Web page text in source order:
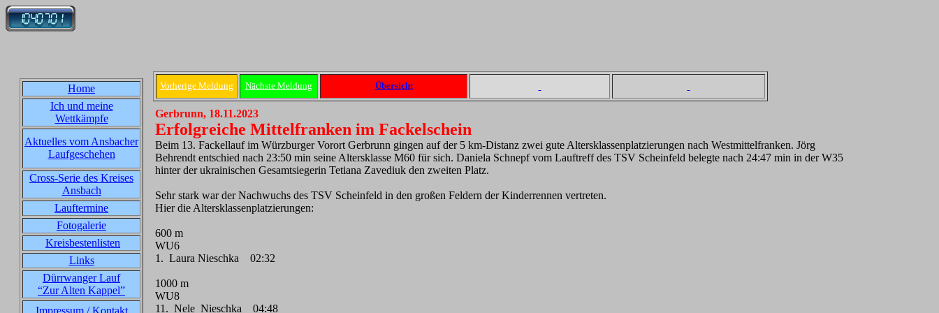
Home
Ich und meine
Wettkämpfe
Aktuelles vom Ansbacher
Laufgeschehen
Cross-Serie des Kreises
Ansbach
Lauftermine
Fotogalerie
Kreisbestenlisten
Links
Dürrwanger Lauf
“Zur Alten Kappel”
Impressum / Kontakt
Vorherige Meldung Nächste Meldung Übersicht
Gerbrunn, 18.11.2023
Erfolgreiche Mittelfranken im Fackelschein
Beim 13. Fackellauf im Würzburger Vorort Gerbrunn gingen auf der 5 km-Distanz zwei gute Altersklassenplatzierungen nach Westmittelfranken. Jörg
Behrendt entschied nach 23:50 min seine Altersklasse M60 für sich. Daniela Schnepf vom Lauftreff des TSV Scheinfeld belegte nach 24:47 min in der W35
hinter der ukrainischen Gesamtsiegerin Tetiana Zavediuk den zweiten Platz.
Sehr stark war der Nachwuchs des TSV Scheinfeld in den großen Feldern der Kinderrennen vertreten.
Hier die Altersklassenplatzierungen:
600 m
WU6
1. Laura Nieschka 02:32
1000 m
WU8
11. Nele Nieschka 04:48